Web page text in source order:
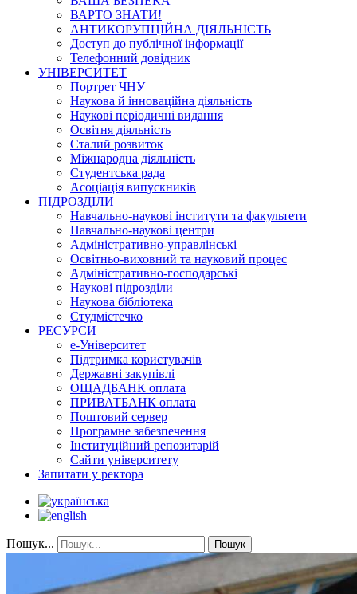
ВАРТО ЗНАТИ!
АНТИКОРУПЦІЙНА ДІЯЛЬНІСТЬ
Доступ до публічної інформації
Телефонний довідник
УНІВЕРСИТЕТ
Портрет ЧНУ
Наукова й інноваційна діяльність
Наукові періодичні видання
Освітня діяльність
Сталий розвиток
Міжнародна діяльність
Студентська рада
Асоціація випускників
ПІДРОЗДІЛИ
Навчально-наукові інститути та факультети
Навчально-наукові центри
Адміністративно-управлінські
Освітньо-виховний та науковий процес
Адміністративно-господарські
Наукові підрозділи
Наукова бібліотека
Студмістечко
РЕСУРСИ
е-Університет
Підтримка користувачів
Державні закупівлі
ОЩАДБАНК оплата
ПРИВАТБАНК оплата
Поштовий сервер
Програмне забезпечення
Інституційний репозитарій
Сайти університету
Запитати у ректора
Пошук... Пошук